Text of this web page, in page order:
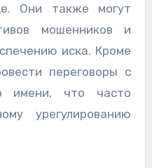
Они также могут
мошенников и
иска. Кроме
переговоры с
имени, что часто
урегулированию